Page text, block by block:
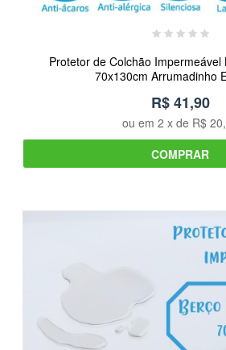
Protetor de Colchão Impermeável
70x130cm Arrumadinho
R$ 41,90
ou em 2 x de R$
COMPRAR